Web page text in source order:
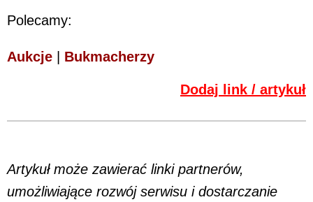
Polecamy:
Aukcje Bukmacherzy
Dodaj link / artykuł
Artykuł może zawierać linki partnerów,
umożliwiające rozwój serwisu i dostarczanie